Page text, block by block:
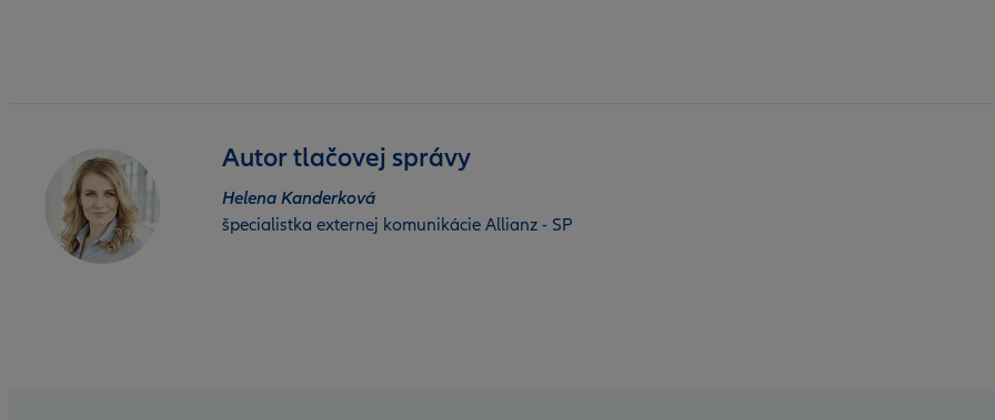
Autor tlačovej správy
Helena Kanderková
špecialistka externej komunikácie Allianz - SP